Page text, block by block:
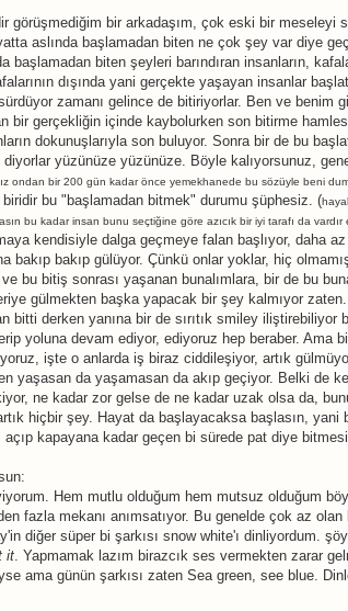
görüşmediğim bir arkadaşım, çok eski bir meseleyi
aslında başlamadan biten ne çok şey var diye
başlamadan biten şeyleri barındıran insanların,
dışında yani gerçekte yaşayan insanlar
zamanı gelince de bitiriyorlar. Ben ve benim
bir gerçekliğin içinde kaybolurken son bitirme
dokunuşlarıyla son buluyor. Sonra bir de bu
diyorlar yüzünüze yüzünüze. Böyle kalıyorsunuz,
ondan bir 200 gün kadar önce yemekhanede bu sözüyle beni
biridir bu "başlamadan bitmek" durumu şüphesiz. (
bu kadar insan bunu seçtiğine göre azıcık bir iyi tarafı da vardır
kendisiyle dalga geçmeye falan başlıyor, daha
bakıp bakıp gülüyor. Çünkü onlar yoklar, hiç
bu bitiş sonrası yaşanan bunalımlara, bir de bu
gülmekten başka yapacak bir şey kalmıyor
bitti derken yanına bir de sırıtık smiley iliştirebiliyor
yoluna devam ediyor, ediyoruz hep beraber. Ama
işte o anlarda iş biraz ciddileşiyor, artık
yaşasan da yaşamasan da akıp geçiyor. Belki de
ne kadar zor gelse de ne kadar uzak olsa da,
hiçbir şey. Hayat da başlayacaksa başlasın, yani
açıp kapayana kadar geçen bi sürede pat diye
Hem mutlu olduğum hem mutsuz olduğum
fazla mekanı anımsatıyor. Bu genelde çok az
diğer süper bi şarkısı snow white'ı dinliyordum.
it. Yapmamak lazım birazcık ses vermekten zarar
ama günün şarkısı zaten Sea green, see blue.